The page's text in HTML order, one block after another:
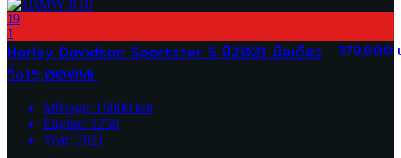
19
1
379,000
Harley Davidson Sportster S ปี2021 มือเดียว
วิ่ง15,000Mi.
Mileage: 15000 km
Engine: 1250
Year: 2021